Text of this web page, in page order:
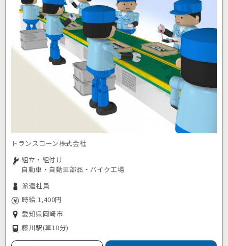
トランスコーン株式会社
組立・組付け
自動車・自動車部品・バイク工場
派遣社員
時給 1,400円
愛知県岡崎市
藤川駅(車10分)